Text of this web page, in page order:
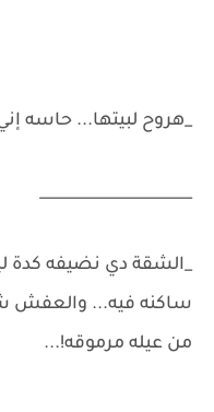
_هروح لبيتها... حاسه
____________________
_الشقة دي نضيفه كدة
ساكنه فيه... والعفش
من عيله مرموقه!...